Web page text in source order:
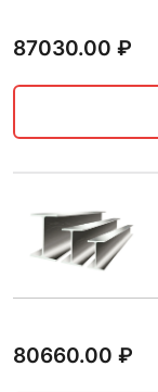
87030.00 ₽
80660.00 ₽